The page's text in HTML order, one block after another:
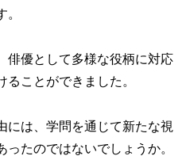
俳優として多様な役柄に対応
ことができました。
には、学問を通じて新たな視
たのではないでしょうか。